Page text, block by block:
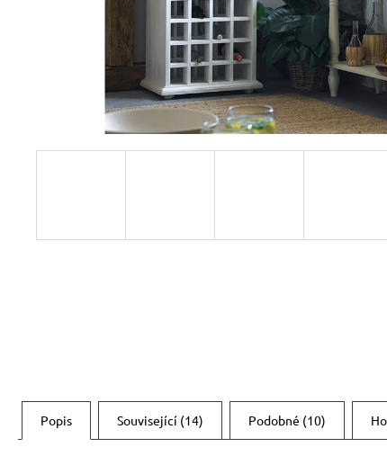
Popis Související (14) Podobné (10)
RUSTIKÁLNÍ ŽIDLE SWEET HOME SIL25
2 601 Kč
Původně: 2 890 Kč